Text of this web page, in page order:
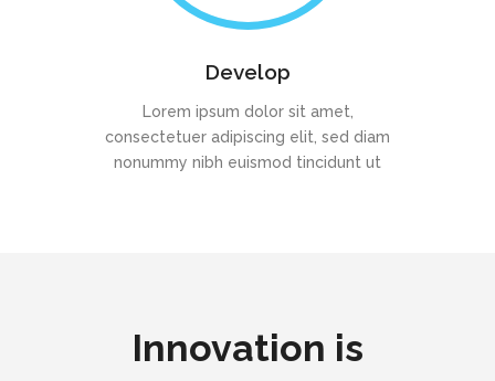
Develop
Lorem ipsum dolor sit amet,
consectetuer adipiscing elit, sed diam
nonummy nibh euismod tincidunt ut
Innovation is